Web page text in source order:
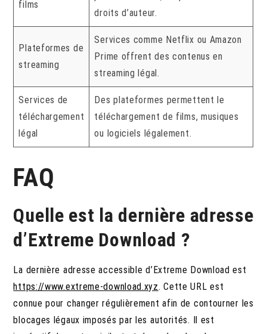
films
droits d’auteur.
Plateformes de
streaming
Services comme Netflix ou Amazon
Prime offrent des contenus en
streaming légal.
Services de
téléchargement
légal
Des plateformes permettent le
téléchargement de films, musiques
ou logiciels légalement.
FAQ
Quelle est la dernière adresse
d’Extreme Download ?
La dernière adresse accessible d’Extreme Download est
https://www.extreme-download.xyz. Cette URL est
connue pour changer régulièrement afin de contourner les
blocages légaux imposés par les autorités. Il est